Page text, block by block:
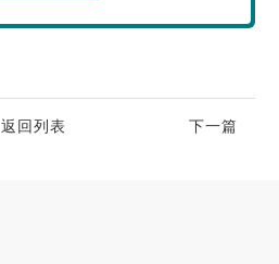
返回列表 下一篇